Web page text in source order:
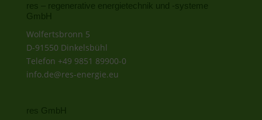
res – regenerative energietechnik und -systeme
GmbH
Wolfertsbronn 5
D-91550 Dinkelsbühl
Telefon +49 9851 89900-0
info.de@res-energie.eu
res GmbH